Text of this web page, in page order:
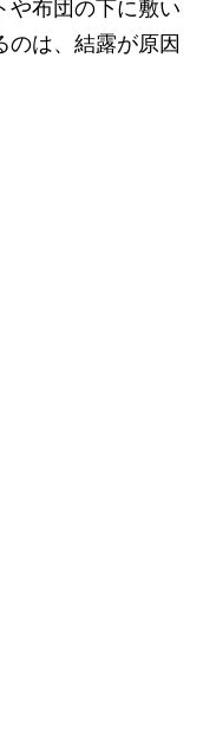
や布団の下に敷い
のは、結露が原因